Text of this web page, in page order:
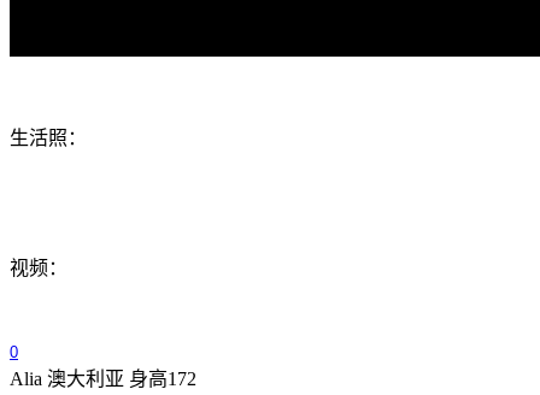
生活照：
视频：
0
Alia 澳大利亚 身高172